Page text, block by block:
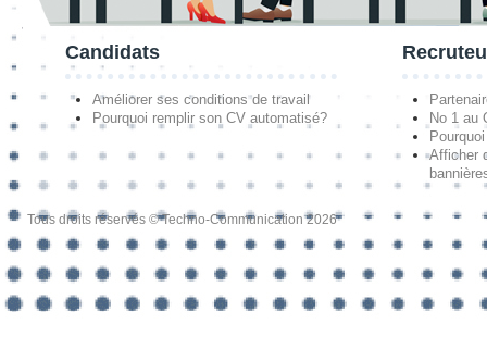
Candidats
Améliorer ses conditions de travail
Pourquoi remplir son CV automatisé?
No 1 au
Afficher
Tous droits réservés © Techno-Communication 2026